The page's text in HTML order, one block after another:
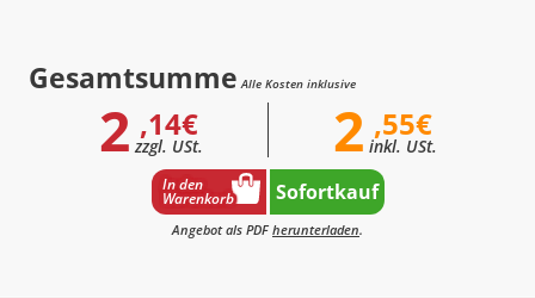
Gesamtsumme Alle Kosten inklusive
2 ,14€
zzgl. USt. 2 ,55€
inkl. USt.
In den
Warenkorb Sofortkauf
Angebot als PDF herunterladen.